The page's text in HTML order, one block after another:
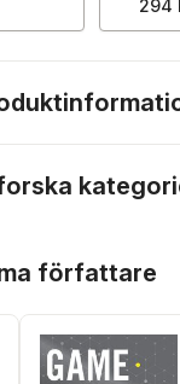
294
författare